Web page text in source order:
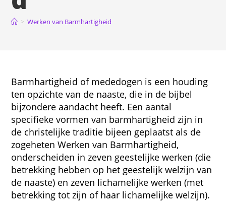
> Werken van Barmhartigheid
Barmhartigheid of mededogen is een houding
ten opzichte van de naaste, die in de bijbel
bijzondere aandacht heeft. Een aantal
specifieke vormen van barmhartigheid zijn in
de christelijke traditie bijeen geplaatst als de
zogeheten Werken van Barmhartigheid,
onderscheiden in zeven geestelijke werken (die
betrekking hebben op het geestelijk welzijn van
de naaste) en zeven lichamelijke werken (met
betrekking tot zijn of haar lichamelijke welzijn).